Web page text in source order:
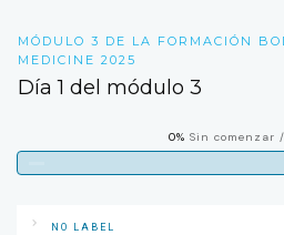
MÓDULO 3 DE LA FORMACIÓN
MEDICINE 2025
Día 1 del módulo 3
0% Sin comenzar
NO LABEL